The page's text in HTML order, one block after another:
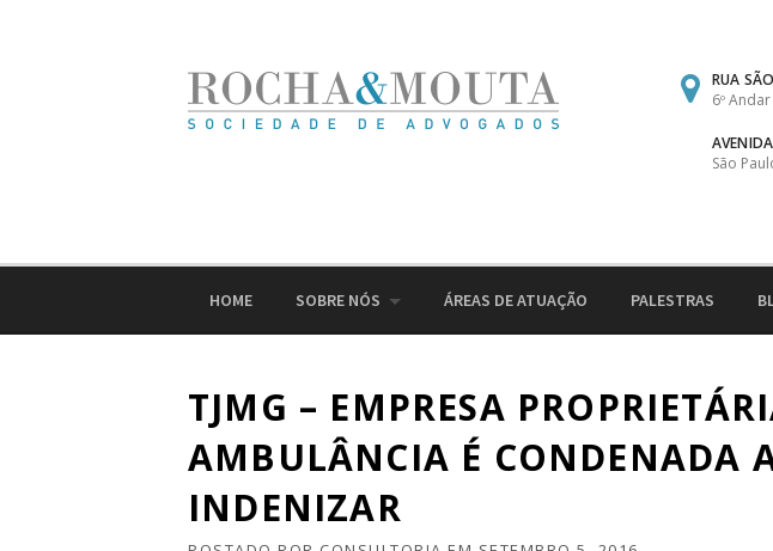
RUA
6º
São
HOME SOBRE NÓS ÁREAS DE ATUAÇÃO PALESTRAS
TJMG – EMPRESA
AMBULÂNCIA É CONDENADA
INDENIZAR